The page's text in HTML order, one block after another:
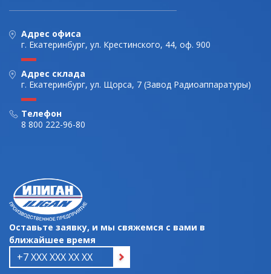
Адрес офиса
г. Екатеринбург, ул. Крестинского, 44, оф. 900
Адрес склада
г. Екатеринбург, ул. Щорса, 7 (Завод Радиоаппаратуры)
Телефон
8 800 222-96-80
Оставьте заявку, и мы свяжемся с вами в
ближайшее время